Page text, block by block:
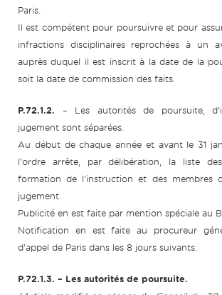
Paris.
Il est compétent pour poursuivre et pour
infractions disciplinaires reprochées à un
auprès duquel il est inscrit à la date de la
soit la date de commission des faits.
P.72.1.2. – Les autorités de poursuite,
jugement sont séparées.
Au début de chaque année et avant le 31
l'ordre arrête, par délibération, la liste
formation de l'instruction et des membres
jugement.
Publicité en est faite par mention spéciale au
Notification en est faite au procureur
d’appel de Paris dans les 8 jours suivants.
P.72.1.3. – Les autorités de poursuite.